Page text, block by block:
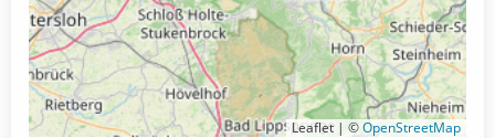
Leaflet | ©OpenStreetMap